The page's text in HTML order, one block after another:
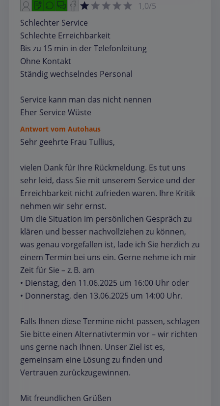
1,0/5
Schlechter Service
Schlechte Erreichbarkeit
Bis zu 15 min in der Telefonleitung
Ohne Kontakt
Ständig wechselndes Personal
Service kann man das nicht nennen
Eher Service Wüste
Antwort vom Autohaus
Sehr geehrte Frau Tullius,
vielen Dank für Ihre Rückmeldung. Es tut uns
sehr leid, dass Sie mit unserem Service und der
Erreichbarkeit nicht zufrieden waren. Ihre Kritik
nehmen wir sehr ernst.
Um die Situation im persönlichen Gespräch zu
klären und besser nachvollziehen zu können,
was genau vorgefallen ist, lade ich Sie herzlich zu
einem Termin bei uns ein. Gerne nehme ich mir
Zeit für Sie – z. B. am
• Dienstag, den 11.06.2025 um 16:00 Uhr oder
• Donnerstag, den 13.06.2025 um 14:00 Uhr.
Falls Ihnen diese Termine nicht passen, schlagen
Sie bitte einen Alternativtermin vor – wir richten
uns gerne nach Ihnen. Unser Ziel ist es,
gemeinsam eine Lösung zu finden und
Vertrauen zurückzugewinnen.
Mit freundlichen Grüßen